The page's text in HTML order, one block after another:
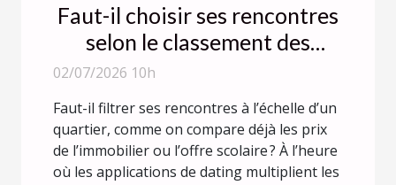
Faut-il choisir ses rencontres
selon le classement des
quartiers ?
02/07/2026 10h
Faut-il filtrer ses rencontres à l’échelle d’un
quartier, comme on compare déjà les prix
de l’immobilier ou l’offre scolaire ? À l’heure
où les applications de dating multiplient les